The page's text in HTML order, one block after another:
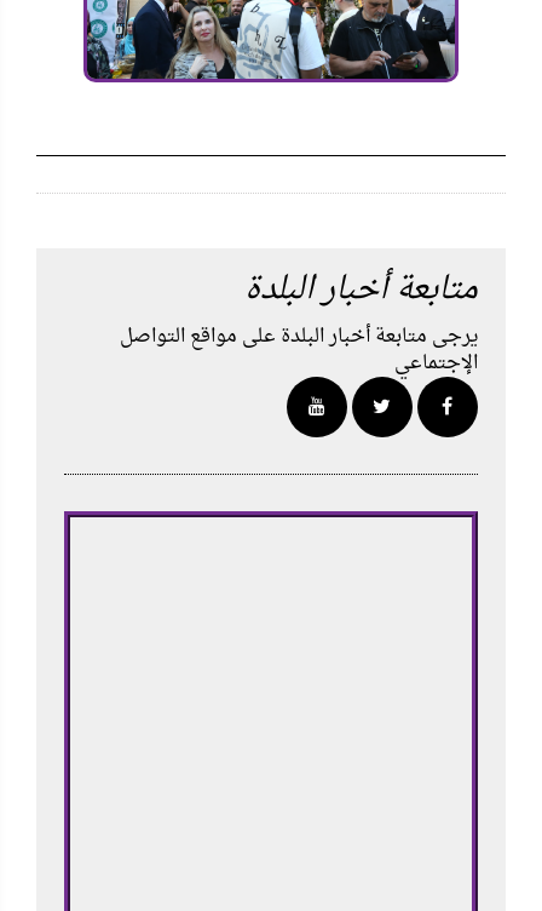
متابعة أخبار البلدة
يرجى متابعة أخبار البلدة على مواقع التواصل
الإجتماعي